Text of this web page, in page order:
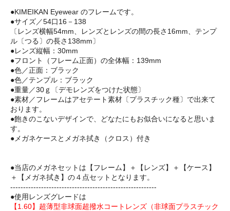
●KIMEIKAN Eyewear のフレームです。
●サイズ／54口16－138
〔レンズ横幅54mm、レンズとレンズの間の長さ16mm、テンプ
ル〔つる〕の長さ138mm〕
●レンズ縦幅：30mm
●フロント（フレーム正面）の全体幅：139mm
●色／正面：ブラック
●色／テンプル：ブラック
●重量／30ｇ〔デモレンズをつけた状態〕
●素材／フレームはアセテート素材〔プラスチック種〕で出来て
おります。
●飽きのこないデザインで、どなたにもお似合いになると思いま
す。
●メガネケースとメガネ拭き（クロス）付き
●当店のメガネセットは【フレーム】＋【レンズ】＋【ケース】
＋【メガネ拭き】の４点セットとなります。
---------------------------------------------------------
●使用レンズグレードは
【1.60】超薄型非球面超撥水コートレンズ（非球面プラスチック